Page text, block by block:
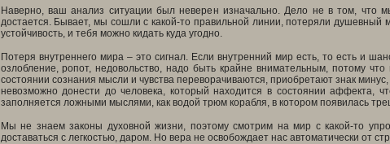
Наверно, ваш анализ ситуации был неверен изначально. Дело не в том,
достается. Бывает, мы сошли с какой-то правильной линии, потеряли
устойчивость, и тебя можно кидать куда угодно.
Потеря внутреннего мира – это сигнал. Если внутренний мир есть, то есть и
озлобление, ропот, недовольство, надо быть крайне внимательным, потому
состоянии сознания мысли и чувства переворачиваются, приобретают знак
невозможно донести до человека, который находится в состоянии аффекта,
заполняется ложными мыслями, как водой трюм корабля, в котором появилась
Мы не знаем законы духовной жизни, поэтому смотрим на мир с какой-то
доставаться с легкостью, даром. Но вера не освобождает нас автоматически от